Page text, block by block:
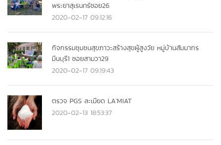
พระยาสุเรนทร์ซอย26
2020-02-17 09:12:16
กิจกรรมชุมชนสุขภาวะสร้างสุขผู้สูงวัย หมู่บ้านสัมมากร
มีนบุรี1 ซอยสามวา29
2020-02-17 09:19:43
ตรวจ PGS ละเมียด LA'MIAT
2020-02-13 18:53:37